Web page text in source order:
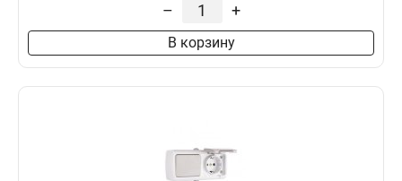
– +
В корзину